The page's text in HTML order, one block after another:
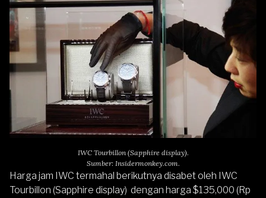
IWC Tourbillon (Sapphire display).
Sumber: Insidermonkey.com.
Harga jam IWC termahal berikutnya disabet oleh IWC
Tourbillon (Sapphire display) dengan harga $135,000 (Rp